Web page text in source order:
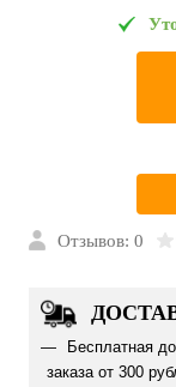
Отзывов: 0
Бесплатная
заказа от 300